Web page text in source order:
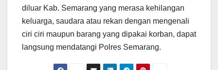
diluar Kab. Semarang yang merasa kehilangan
keluarga, saudara atau rekan dengan mengenali
ciri ciri maupun barang yang dipakai korban, dapat
langsung mendatangi Polres Semarang.